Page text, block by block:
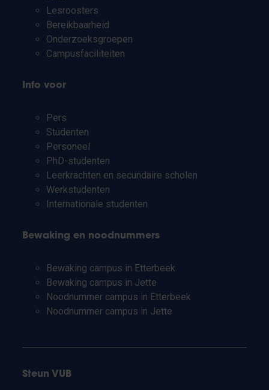
Lesroosters
Bereikbaarheid
Onderzoeksgroepen
Campusfaciliteiten
Info voor
Pers
Studenten
Personeel
PhD-studenten
Leerkrachten en secundaire scholen
Werkstudenten
Internationale studenten
Bewaking en noodnummers
Bewaking campus in Etterbeek
Bewaking campus in Jette
Noodnummer campus in Etterbeek
Noodnummer campus in Jette
Steun VUB